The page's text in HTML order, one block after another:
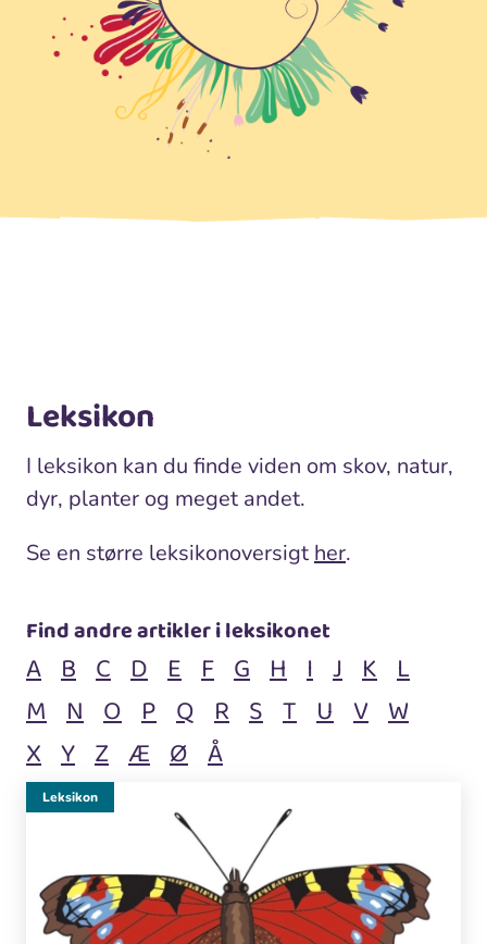
Leksikon
I leksikon kan du finde viden om skov, natur,
dyr, planter og meget andet.
Se en større leksikonoversigt her.
Find andre artikler i leksikonet
A B C D E F G H I J K L
M N O P Q R S T U V W
X Y Z Æ Ø Å
Leksikon